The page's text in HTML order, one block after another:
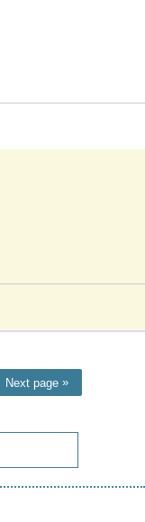
Next page